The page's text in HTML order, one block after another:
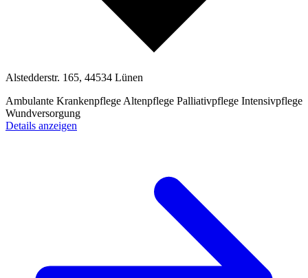
Alstedderstr. 165, 44534 Lünen
Ambulante Krankenpflege Altenpflege Palliativpflege Intensivpflege
Wundversorgung
Details anzeigen